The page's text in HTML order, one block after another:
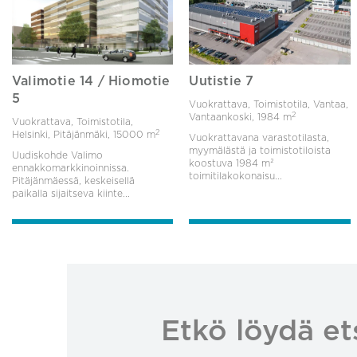
Valimotie 14 / Hiomotie
5
Vuokrattava, Toimistotila,
Helsinki, Pitäjänmäki, 15000 m2
Uudiskohde Valimo
ennakkomarkkinoinnissa.
Pitäjänmäessä, keskeisellä
paikalla sijaitseva kiinte...
Uutistie 7
Vuokrattava, Toimistotila, Vantaa,
Vantaankoski,1984 m2
Vuokrattavana varastotilasta,
myymälästä ja toimistotiloista
koostuva 1984 m²
toimitilakokonaisu...
Etkö löydä